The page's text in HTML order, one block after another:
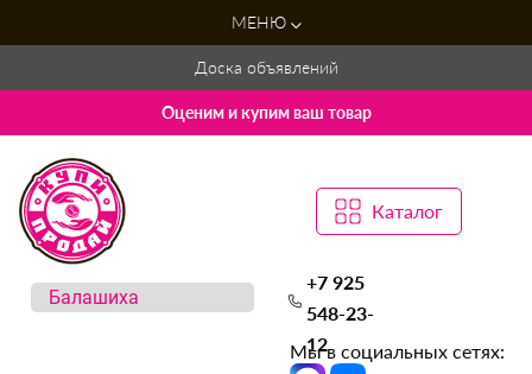
МЕНЮ
Доска объявлений
Оценим и купим ваш товар
Каталог
+7 925
548-23-
12
Мы в социальных сетях: